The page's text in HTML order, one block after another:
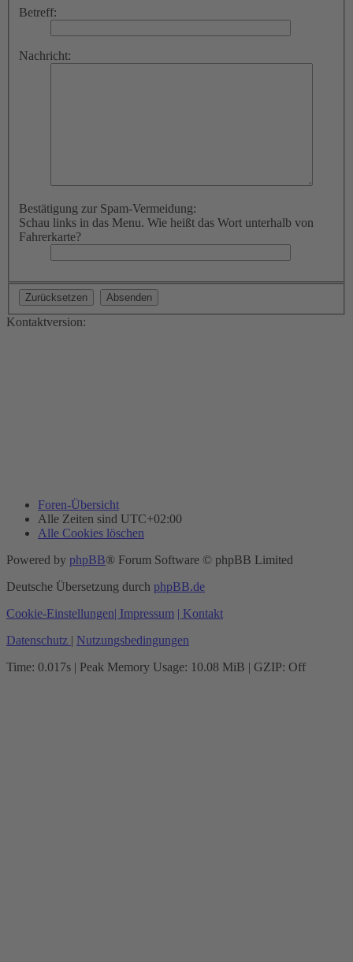
Betreff:
Nachricht:
Bestätigung zur Spam-Vermeidung:
Schau links in das Menu. Wie heißt das Wort unterhalb von
Fahrerkarte?
Kontaktversion:
Foren-Übersicht
Alle Zeiten sind UTC+02:00
Alle Cookies löschen
Powered by phpBB® Forum Software © phpBB Limited
Deutsche Übersetzung durch phpBB.de
Cookie-Einstellungen| Impressum | Kontakt
Datenschutz | Nutzungsbedingungen
Time: 0.017s | Peak Memory Usage: 10.08 MiB | GZIP: Off